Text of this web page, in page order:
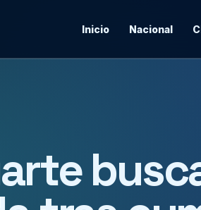
Inicio Nacional